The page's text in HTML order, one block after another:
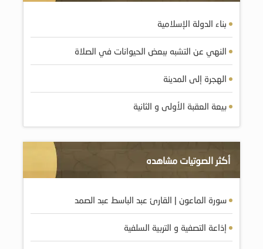
بناء الدولة الإسلامية
النهي عن التشبه ببعض الحيوانات في الصلاة
الهجرة إلى المدينة
بيعة العقبة الأولى و الثانية
أكثر الصوتيات مشاهده
سورة الماعون | القارئ عبد الباسط عبد الصمد
إذاعة التصفية و التربية السلفية